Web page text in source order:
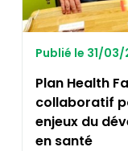
Publié le 31/
Plan Health
collaboratif
enjeux du
en santé